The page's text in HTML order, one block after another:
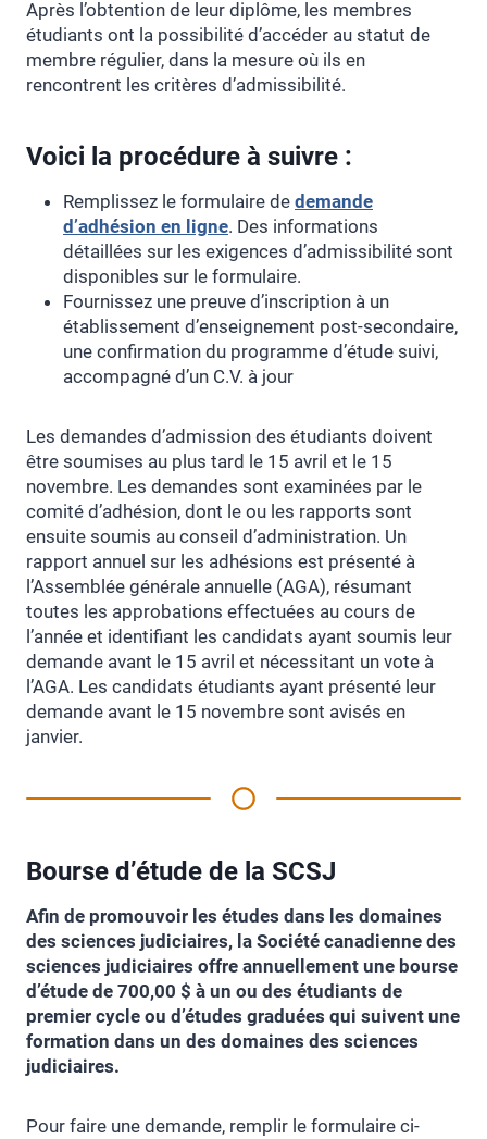
Après l’obtention de leur diplôme, les membres
étudiants ont la possibilité d’accéder au statut de
membre régulier, dans la mesure où ils en
rencontrent les critères d’admissibilité.
Voici la procédure à suivre :
Remplissez le formulaire de demande
d’adhésion en ligne. Des informations
détaillées sur les exigences d’admissibilité sont
disponibles sur le formulaire.
Fournissez une preuve d’inscription à un
établissement d’enseignement post-secondaire,
une confirmation du programme d’étude suivi,
accompagné d’un C.V. à jour
Les demandes d’admission des étudiants doivent
être soumises au plus tard le 15 avril et le 15
novembre. Les demandes sont examinées par le
comité d’adhésion, dont le ou les rapports sont
ensuite soumis au conseil d’administration. Un
rapport annuel sur les adhésions est présenté à
l’Assemblée générale annuelle (AGA), résumant
toutes les approbations effectuées au cours de
l’année et identifiant les candidats ayant soumis leur
demande avant le 15 avril et nécessitant un vote à
l’AGA. Les candidats étudiants ayant présenté leur
demande avant le 15 novembre sont avisés en
janvier.
Bourse d’étude de la SCSJ
Afin de promouvoir les études dans les domaines
des sciences judiciaires, la Société canadienne des
sciences judiciaires offre annuellement une bourse
d’étude de 700,00 $ à un ou des étudiants de
premier cycle ou d’études graduées qui suivent une
formation dans un des domaines des sciences
judiciaires.
Pour faire une demande, remplir le formulaire ci-